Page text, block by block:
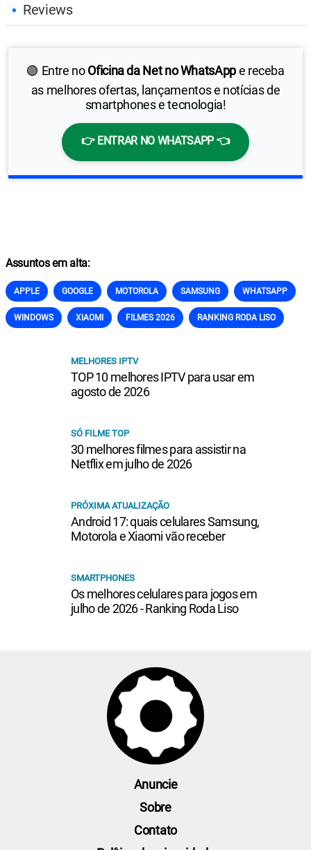
Reviews
🟢 Entre noOficina da Net no WhatsAppe receba
as melhores ofertas, lançamentos e notícias de
smartphones e tecnologia!
👉 ENTRAR NO WHATSAPP 👈
Assuntos em alta:
APPLE GOOGLE MOTOROLA SAMSUNG WHATSAPP
WINDOWS XIAOMI FILMES 2026 RANKING RODA LISO
MELHORES IPTV
TOP 10 melhores IPTV para usar em
agosto de 2026
SÓ FILME TOP
30 melhores filmes para assistir na
Netflix em julho de 2026
PRÓXIMA ATUALIZAÇÃO
Android 17: quais celulares Samsung,
Motorola e Xiaomi vão receber
SMARTPHONES
Os melhores celulares para jogos em
julho de 2026 - Ranking Roda Liso
Anuncie
Sobre
Contato